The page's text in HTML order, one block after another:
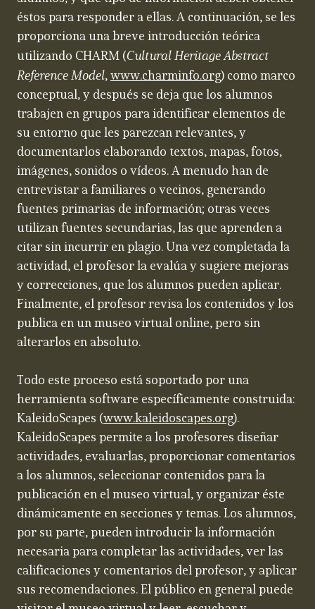
éstos para responder a ellas. A continuación, se les
proporciona una breve introducción teórica
utilizando CHARM (Cultural Heritage Abstract
Reference Model, www.charminfo.org) como marco
conceptual, y después se deja que los alumnos
trabajen en grupos para identificar elementos de
su entorno que les parezcan relevantes, y
documentarlos elaborando textos, mapas, fotos,
imágenes, sonidos o vídeos. A menudo han de
entrevistar a familiares o vecinos, generando
fuentes primarias de información; otras veces
utilizan fuentes secundarias, las que aprenden a
citar sin incurrir en plagio. Una vez completada la
actividad, el profesor la evalúa y sugiere mejoras
y correcciones, que los alumnos pueden aplicar.
Finalmente, el profesor revisa los contenidos y los
publica en un museo virtual online, pero sin
alterarlos en absoluto.
Todo este proceso está soportado por una
herramienta software específicamente construida:
KaleidoScapes (www.kaleidoscapes.org).
KaleidoScapes permite a los profesores diseñar
actividades, evaluarlas, proporcionar comentarios
a los alumnos, seleccionar contenidos para la
publicación en el museo virtual, y organizar éste
dinámicamente en secciones y temas. Los alumnos,
por su parte, pueden introducir la información
necesaria para completar las actividades, ver las
calificaciones y comentarios del profesor, y aplicar
sus recomendaciones. El público en general puede